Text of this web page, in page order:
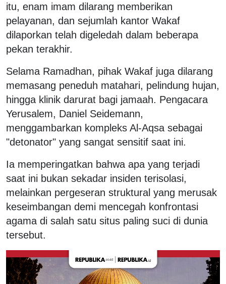
itu, enam imam dilarang memberikan
pelayanan, dan sejumlah kantor Wakaf
dilaporkan telah digeledah dalam beberapa
pekan terakhir.
Selama Ramadhan, pihak Wakaf juga dilarang
memasang peneduh matahari, pelindung hujan,
hingga klinik darurat bagi jamaah. Pengacara
Yerusalem, Daniel Seidemann,
menggambarkan kompleks Al-Aqsa sebagai
"detonator" yang sangat sensitif saat ini.
Ia memperingatkan bahwa apa yang terjadi
saat ini bukan sekadar insiden terisolasi,
melainkan pergeseran struktural yang merusak
keseimbangan demi mencegah konfrontasi
agama di salah satu situs paling suci di dunia
tersebut.